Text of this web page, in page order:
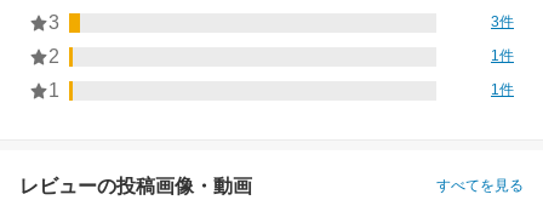
3 3件
2 1件
1 1件
レビューの投稿画像・動画 すべてを見る